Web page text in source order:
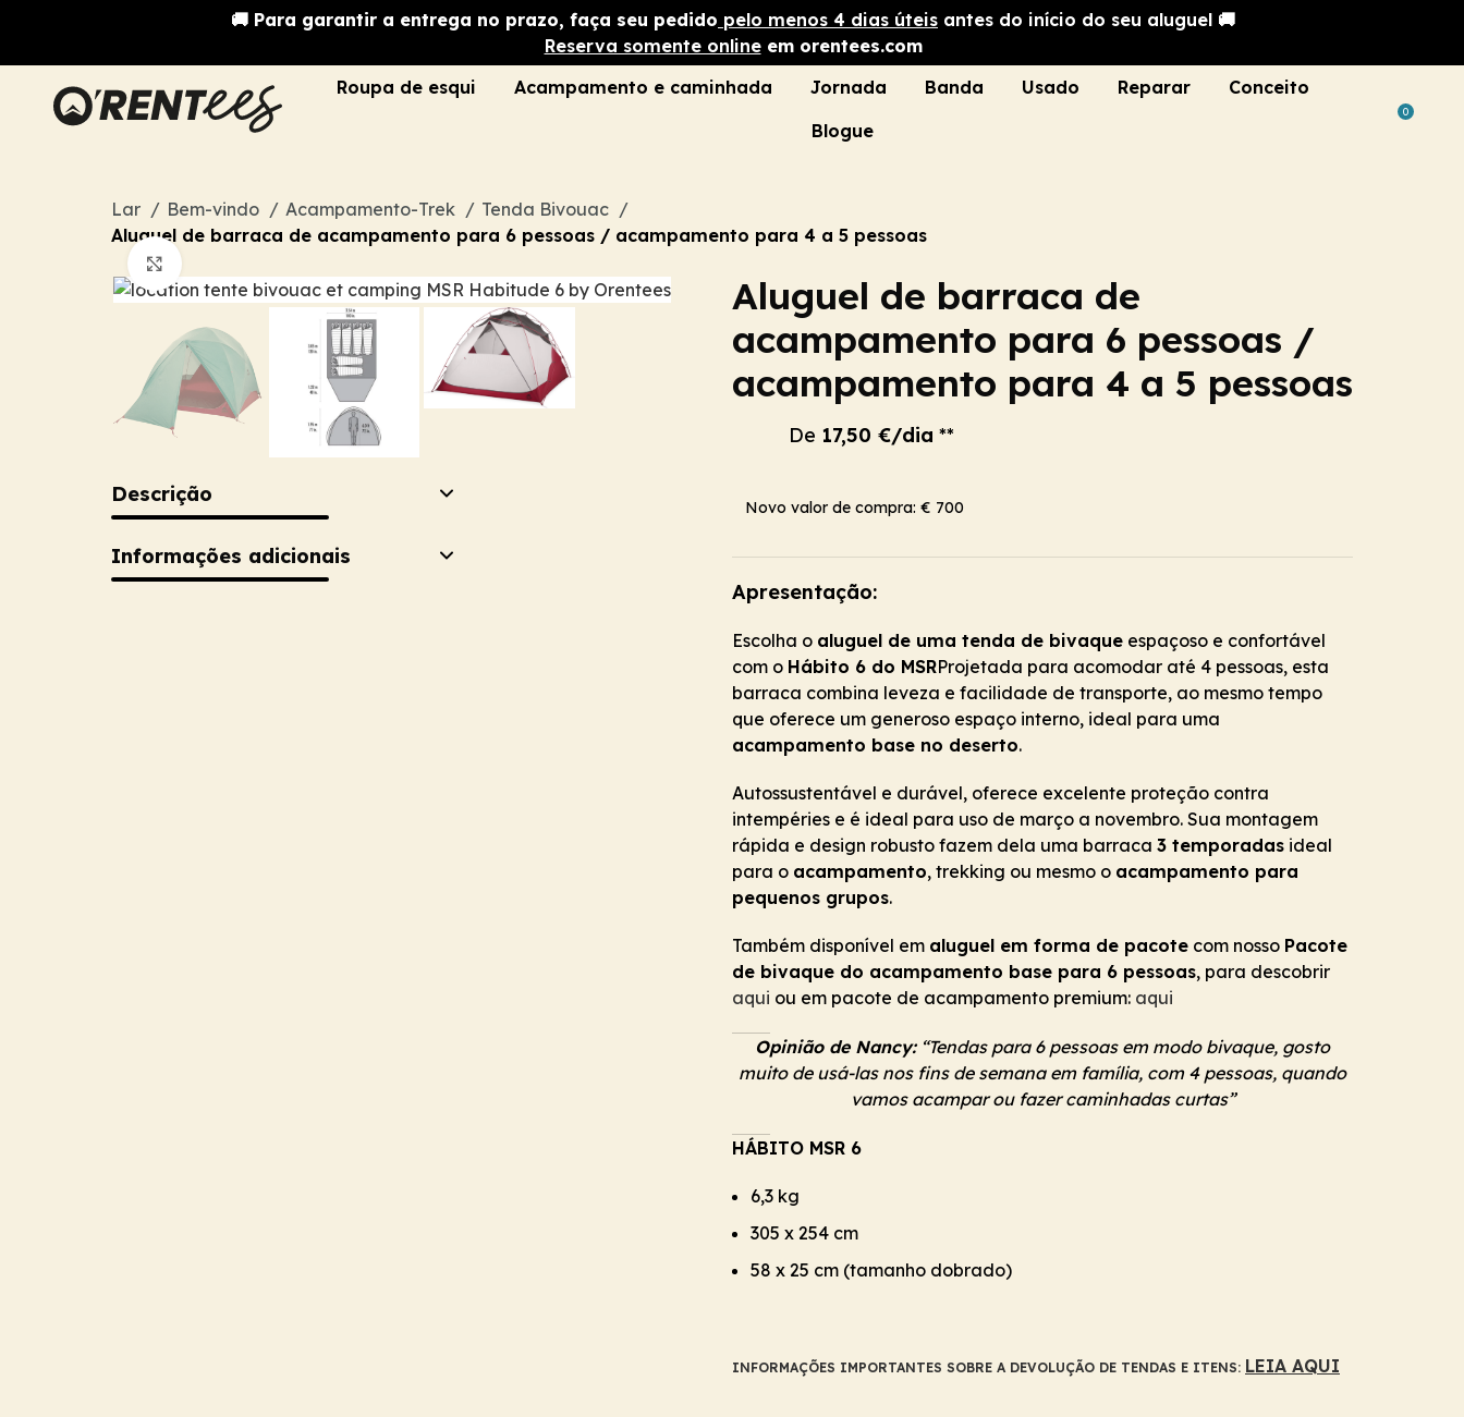
🚚 Para garantir a entrega no prazo, faça seu pedido pelo menos 4 dias úteis antes do início do seu aluguel 🚚
Reserva somente onlineem orentees.com
Roupa de esqui
Acampamento e caminhada Jornada Banda Usado Reparar
Conceito
Blogue
0
Lar Bem-vindo Acampamento-Trek
Tenda Bivouac
Aluguel de barraca de acampamento para 6 pessoas / acampamento para 4 a 5 pessoas
Descrição
Informações adicionais
Aluguel de barraca de
acampamento para 6 pessoas /
acampamento para 4 a 5 pessoas
De 17,50 €/dia **
Novo valor de compra: € 700
Apresentação:
Escolha o aluguel de uma tenda de bivaque espaçoso e confortável
com o Hábito 6 do MSRProjetada para acomodar até 4 pessoas, esta
barraca combina leveza e facilidade de transporte, ao mesmo tempo
que oferece um generoso espaço interno, ideal para uma
acampamento base no deserto.
Autossustentável e durável, oferece excelente proteção contra
intempéries e é ideal para uso de março a novembro. Sua montagem
rápida e design robusto fazem dela uma barraca 3 temporadas ideal
para o acampamento, trekking ou mesmo o acampamento para
pequenos grupos.
Também disponível em aluguel em forma de pacote com nosso Pacote
de bivaque do acampamento base para 6 pessoas, para descobrir
aqui ou em pacote de acampamento premium: aqui
Opinião de Nancy:“Tendas para 6 pessoas em modo bivaque, gosto
muito de usá-las nos fins de semana em família, com 4 pessoas, quando
vamos acampar ou fazer caminhadas curtas”
HÁBITO MSR 6
6,3 kg
305 x 254 cm
58 x 25 cm (tamanho dobrado)
INFORMAÇÕES IMPORTANTES SOBRE A DEVOLUÇÃO DE TENDAS E ITENS: LEIA AQUI